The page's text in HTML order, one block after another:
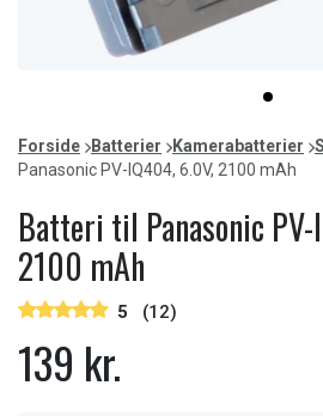
item
0
of
1
Forside Batterier Kamerabatterier
Panasonic PV-IQ404, 6.0V, 2100 mAh
Batteri til Panasonic
2100 mAh
5 (12)
139 kr.